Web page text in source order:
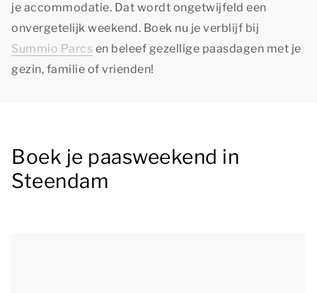
je accommodatie. Dat wordt ongetwijfeld een
onvergetelijk weekend. Boek nu je verblijf bij
Summio Parcs en beleef gezellige paasdagen met je
gezin, familie of vrienden!
Boek je paasweekend in
Steendam